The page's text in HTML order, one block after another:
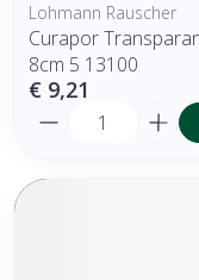
Lohmann Rauscher
Curapor
8cm 5 13100
€ 9,21